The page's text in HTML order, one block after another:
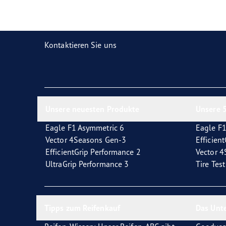
Kontaktieren Sie uns
Eagle F1 Asymmetric 6
Vector 4Seasons Gen-3
EfficientGrip Performance 2
UltraGrip Performance 3
Eagle
Vector
Tire